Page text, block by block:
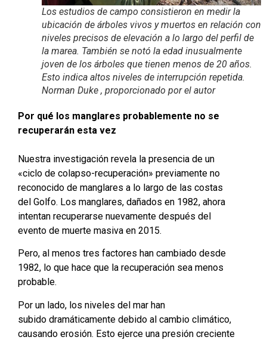
Los estudios de campo consistieron en medir la
ubicación de árboles vivos y muertos en relación con
niveles precisos de elevación a lo largo del perfil de
la marea. También se notó la edad inusualmente
joven de los árboles que tienen menos de 20 años.
Esto indica altos niveles de interrupción repetida.
Norman Duke , proporcionado por el autor
Por qué los manglares probablemente no se
recuperarán esta vez
Nuestra investigación revela la presencia de un
«ciclo de colapso-recuperación» previamente no
reconocido de manglares a lo largo de las costas
del Golfo. Los manglares, dañados en 1982, ahora
intentan recuperarse nuevamente después del
evento de muerte masiva en 2015.
Pero, al menos tres factores han cambiado desde
1982, lo que hace que la recuperación sea menos
probable.
Por un lado, los niveles del mar han
subido dramáticamente debido al cambio climático,
causando erosión. Esto ejerce una presión creciente